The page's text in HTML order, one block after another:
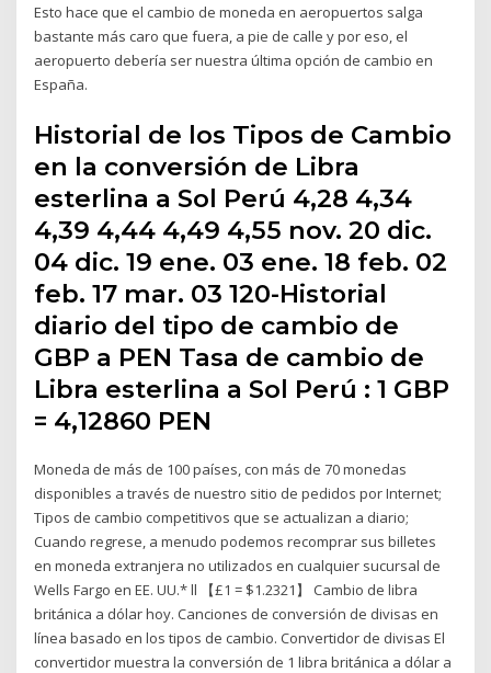
Esto hace que el cambio de moneda en aeropuertos salga
bastante más caro que fuera, a pie de calle y por eso, el
aeropuerto debería ser nuestra última opción de cambio en
España.
Historial de los Tipos de Cambio
en la conversión de Libra
esterlina a Sol Perú 4,28 4,34
4,39 4,44 4,49 4,55 nov. 20 dic.
04 dic. 19 ene. 03 ene. 18 feb. 02
feb. 17 mar. 03 120-Historial
diario del tipo de cambio de
GBP a PEN Tasa de cambio de
Libra esterlina a Sol Perú : 1 GBP
= 4,12860 PEN
Moneda de más de 100 países, con más de 70 monedas
disponibles a través de nuestro sitio de pedidos por Internet;
Tipos de cambio competitivos que se actualizan a diario;
Cuando regrese, a menudo podemos recomprar sus billetes
en moneda extranjera no utilizados en cualquier sucursal de
Wells Fargo en EE. UU.* ll 【£1 = $1.2321】 Cambio de libra
británica a dólar hoy. Canciones de conversión de divisas en
línea basado en los tipos de cambio. Convertidor de divisas El
convertidor muestra la conversión de 1 libra británica a dólar a